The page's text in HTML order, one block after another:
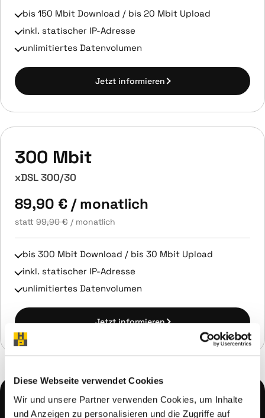
Diese Webseite verwendet Cookies
Wir und unsere Partner verwenden Cookies, um Inhalte
und Anzeigen zu personalisieren und die Zugriffe auf
bis 150 Mbit Download / bis 20 Mbit Upload
inkl. statischer IP-Adresse
unlimitiertes Datenvolumen
Jetzt informieren
300 Mbit
xDSL 300/30
89,90 € / monatlich
statt 99,90 € / monatlich
bis 300 Mbit Download / bis 30 Mbit Upload
inkl. statischer IP-Adresse
unlimitiertes Datenvolumen
Jetzt informieren
Bestandskunden mit geringerer